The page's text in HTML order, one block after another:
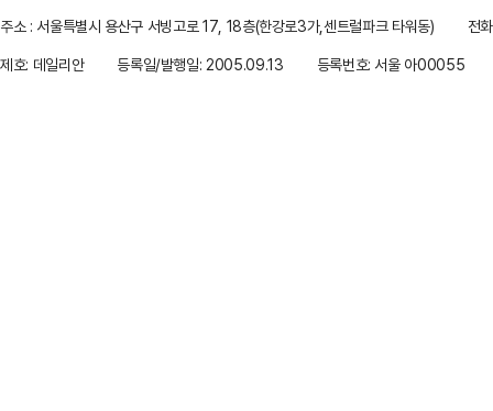
주소 : 서울특별시 용산구 서빙고로 17, 18층(한강로3가,센트럴파크 타워동)
전
제호: 데일리안
등록일/발행일: 2005.09.13 등록번호: 서울 아00055